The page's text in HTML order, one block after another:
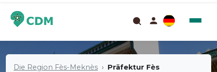
Die Region Fès-Meknès Präfektur Fès